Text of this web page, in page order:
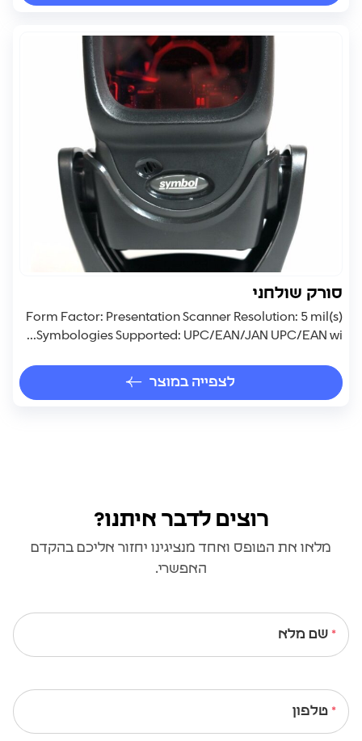
סורק שולחני
Form Factor: Presentation Scanner Resolution: 5 mil(s)
Symbologies Supported: UPC/EAN/JAN UPC/EAN wi...
לצפייה במוצר
רוצים לדבר איתנו?
מלאו את הטופס ואחד מנציגינו יחזור אליכם בהקדם
האפשרי.
שם מלא
טלפון